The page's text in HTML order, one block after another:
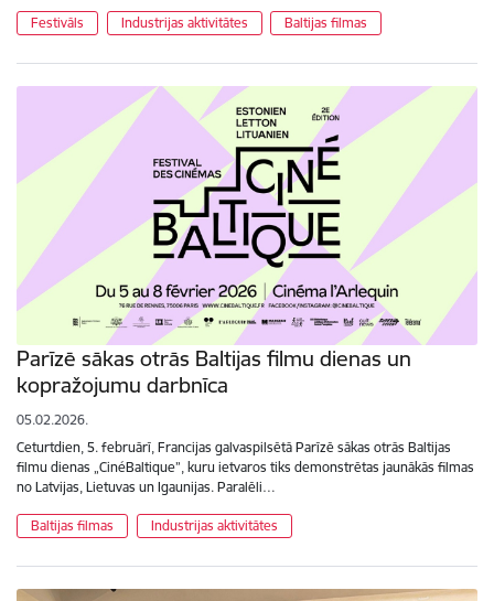
Festivāls Industrijas aktivitātes Baltijas filmas
Parīzē sākas otrās Baltijas filmu dienas un
kopražojumu darbnīca
05.02.2026.
Ceturtdien, 5. februārī, Francijas galvaspilsētā Parīzē sākas otrās Baltijas
filmu dienas „CinéBaltique”, kuru ietvaros tiks demonstrētas jaunākās filmas
no Latvijas, Lietuvas un Igaunijas. Paralēli…
Baltijas filmas Industrijas aktivitātes